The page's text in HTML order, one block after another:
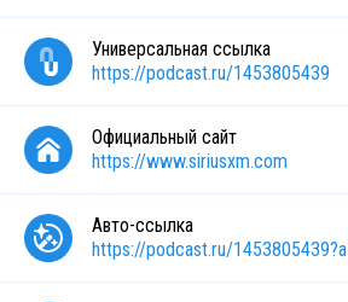
Универсальная ссылка
https://podcast.ru/1453805439
Официальный сайт
https://www.siriusxm.com
Авто-ссылка
https://podcast.ru/1453805439?a